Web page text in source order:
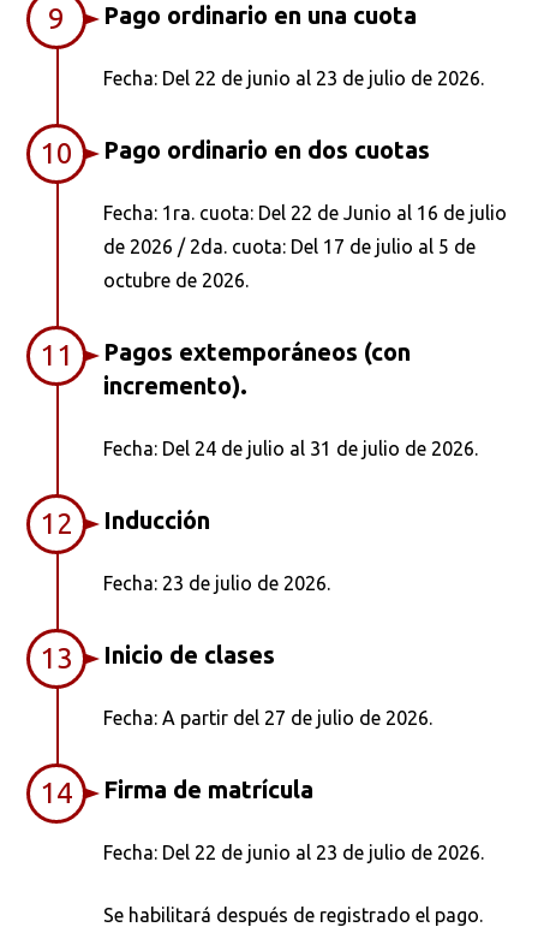
9 Pago ordinario en una cuota
Fecha: Del 22 de junio al 23 de julio de 2026.
10 Pago ordinario en dos cuotas
Fecha: 1ra. cuota: Del 22 de Junio al 16 de julio
de 2026 / 2da. cuota: Del 17 de julio al 5 de
octubre de 2026.
11
Pagos extemporáneos (con
incremento).
Fecha: Del 24 de julio al 31 de julio de 2026.
12 Inducción
Fecha: 23 de julio de 2026.
13 Inicio de clases
Fecha: A partir del 27 de julio de 2026.
14 Firma de matrícula
Fecha: Del 22 de junio al 23 de julio de 2026.
Se habilitará después de registrado el pago.